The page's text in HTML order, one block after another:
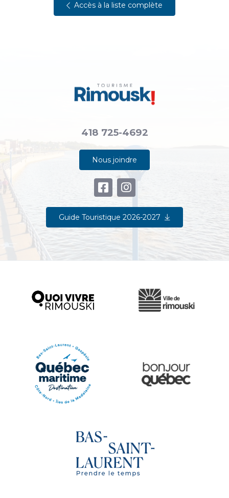
Accès à la liste complète
418 725-4692
Nous joindre
Guide Touristique 2026-2027